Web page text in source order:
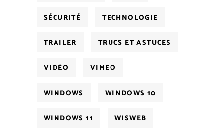
SÉCURITÉ TECHNOLOGIE
TRAILER TRUCS ET ASTUCES
VIDÉO VIMEO
WINDOWS WINDOWS 10
WINDOWS 11 WISWEB